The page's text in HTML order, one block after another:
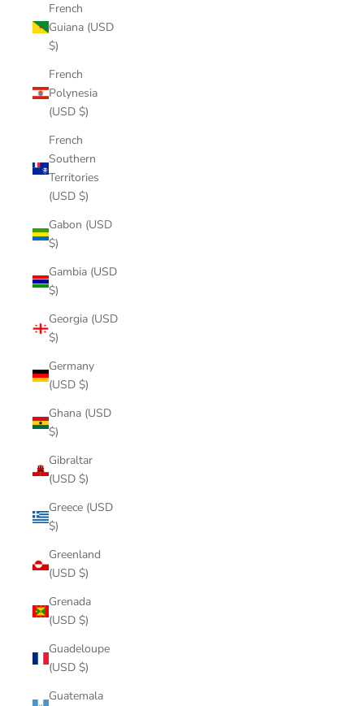
French
Guiana (USD
$)
French
Polynesia
(USD $)
French
Southern
Territories
(USD $)
Gabon (USD
$)
Gambia (USD
$)
Georgia (USD
$)
Germany
(USD $)
Ghana (USD
$)
Gibraltar
(USD $)
Greece (USD
$)
Greenland
(USD $)
Grenada
(USD $)
Guadeloupe
(USD $)
Guatemala